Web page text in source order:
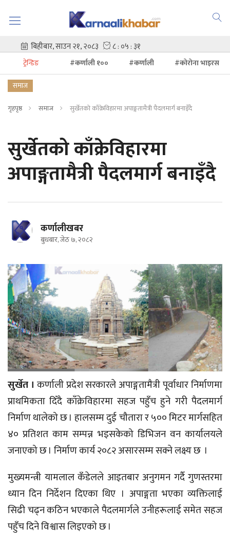
ट्रेन्डिङ #कर्णाली १०० #कर्णाली
#कोरोना भाइरस
समाज
गृहपृष्ठ समाज सुर्खेतको काँक्रेविहारमा अपाङ्गतामैत्री पैदलमार्ग बनाइँदै
सुर्खेतको काँक्रेविहारमा
अपाङ्गतामैत्री पैदलमार्ग बनाइँदै
कर्णालीखबर
बुधबार, जेठ ७, २०८२
सुर्खेत । कर्णाली प्रदेश सरकारले अपाङ्गतामैत्री पूर्वाधार निर्माणमा
प्राथमिकता दिँदै काँक्रेविहारमा सहज पहुँच हुने गरी पैदलमार्ग
निर्माण थालेको छ । हालसम्म दुई चौतारा र ५०० मिटर मार्गसहित
४० प्रतिशत काम सम्पन्न भइसकेको डिभिजन वन कार्यालयले
जनाएको छ । निर्माण कार्य २०८२ असारसम्म सक्ने लक्ष्य छ ।
मुख्यमन्त्री यामलाल कँडेलले आइतबार अनुगमन गर्दै गुणस्तरमा
ध्यान दिन निर्देशन दिएका थिए । अपाङ्गता भएका व्यक्तिलाई
सिढी चढ्न कठिन भएकाले पैदलमार्गले उनीहरूलाई समेत सहज
पहुँच दिने विश्वास लिइएको छ ।